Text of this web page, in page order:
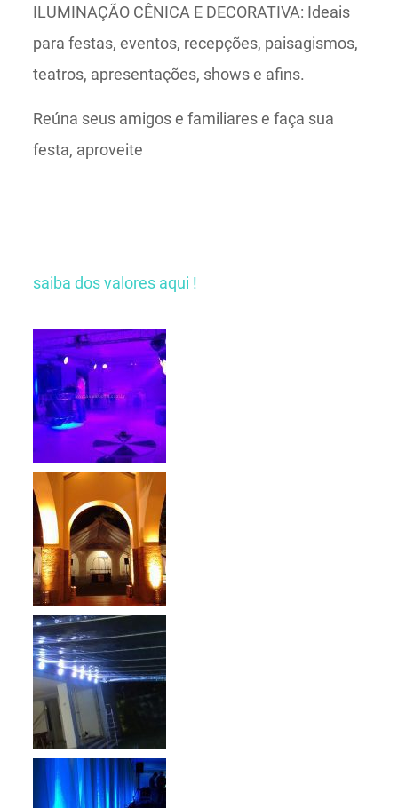
ILUMINAÇÃO CÊNICA E DECORATIVA: Ideais
para festas, eventos, recepções, paisagismos,
teatros, apresentações, shows e afins.
Reúna seus amigos e familiares e faça sua
festa, aproveite
saiba dos valores aqui !